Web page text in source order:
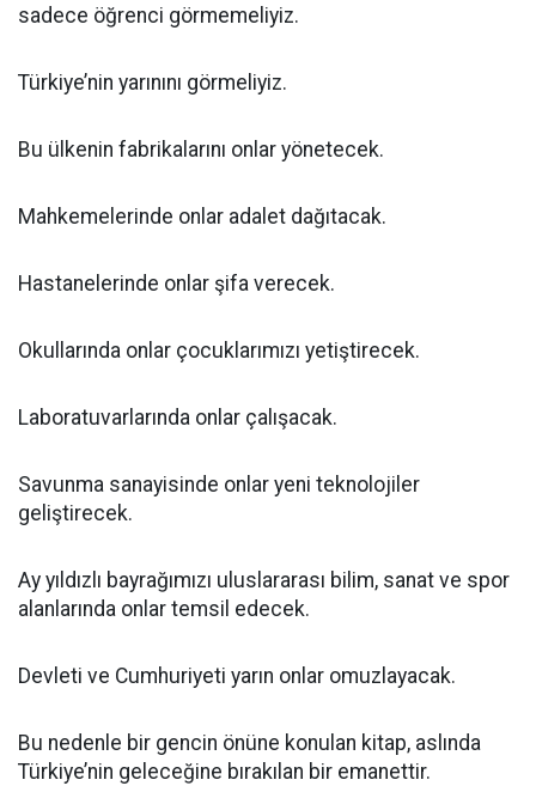
sadece öğrenci görmemeliyiz.
Türkiye’nin yarınını görmeliyiz.
Bu ülkenin fabrikalarını onlar yönetecek.
Mahkemelerinde onlar adalet dağıtacak.
Hastanelerinde onlar şifa verecek.
Okullarında onlar çocuklarımızı yetiştirecek.
Laboratuvarlarında onlar çalışacak.
Savunma sanayisinde onlar yeni teknolojiler
geliştirecek.
Ay yıldızlı bayrağımızı uluslararası bilim, sanat ve spor
alanlarında onlar temsil edecek.
Devleti ve Cumhuriyeti yarın onlar omuzlayacak.
Bu nedenle bir gencin önüne konulan kitap, aslında
Türkiye’nin geleceğine bırakılan bir emanettir.